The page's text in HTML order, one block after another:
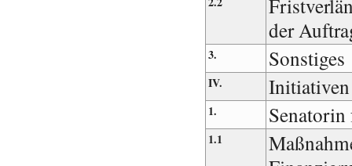
der
3. Sonstiges
IV. Initiativen
1.
1.1